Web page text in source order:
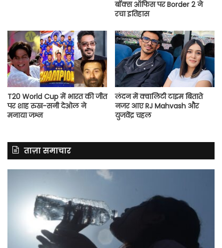
बॉक्स ऑफिस पर Border 2 ने
रचा इतिहास
T20 World Cup में भारत की जीत
पर शाह रुख-सनी देओल ने
मनाया जश्न
लंदन में क्वालिटी टाइम बिताते
नजर आए RJ Mahvash और
युजवेंद्र चहल
ताज़ा समाचार